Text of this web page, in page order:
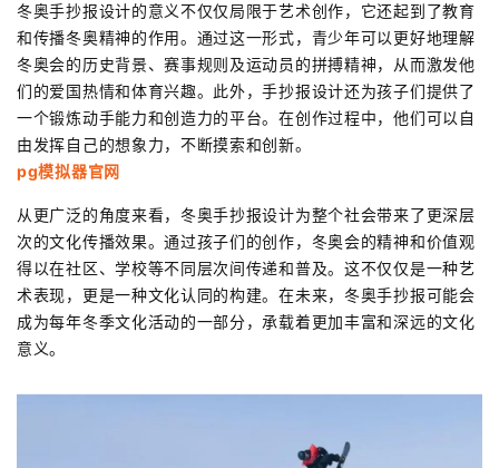
冬奥手抄报设计的意义不仅仅局限于艺术创作，它还起到了教育
和传播冬奥精神的作用。通过这一形式，青少年可以更好地理解
冬奥会的历史背景、赛事规则及运动员的拼搏精神，从而激发他
们的爱国热情和体育兴趣。此外，手抄报设计还为孩子们提供了
一个锻炼动手能力和创造力的平台。在创作过程中，他们可以自
由发挥自己的想象力，不断摸索和创新。
pg模拟器官网
从更广泛的角度来看，冬奥手抄报设计为整个社会带来了更深层
次的文化传播效果。通过孩子们的创作，冬奥会的精神和价值观
得以在社区、学校等不同层次间传递和普及。这不仅仅是一种艺
术表现，更是一种文化认同的构建。在未来，冬奥手抄报可能会
成为每年冬季文化活动的一部分，承载着更加丰富和深远的文化
意义。